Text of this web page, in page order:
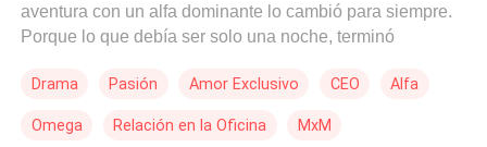
aventura con un alfa dominante lo cambió para siempre.
Porque lo que debía ser solo una noche, terminó
dentro: su mutación a omega. Decidido a empezar de
alto nivel. Lo que no esperaba era reencontrarse con él:
Drama Pasión Amor Exclusivo CEO Alfa
Omega Relación en la Oficina MxM